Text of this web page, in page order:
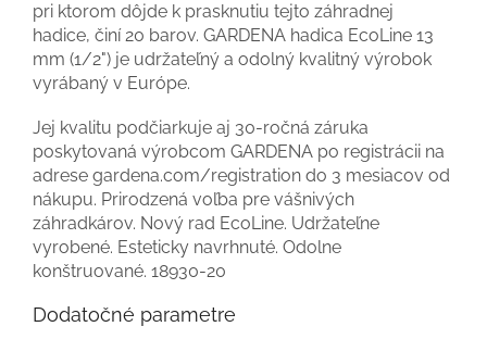
pri ktorom dôjde k prasknutiu tejto záhradnej
hadice, činí 20 barov. GARDENA hadica EcoLine 13
mm (1/2") je udržateľný a odolný kvalitný výrobok
vyrábaný v Európe.
Jej kvalitu podčiarkuje aj 30-ročná záruka
poskytovaná výrobcom GARDENA po registrácii na
adrese gardena.com/registration do 3 mesiacov od
nákupu. Prirodzená voľba pre vášnivých
záhradkárov. Nový rad EcoLine. Udržateľne
vyrobené. Esteticky navrhnuté. Odolne
konštruované. 18930-20
Dodatočné parametre